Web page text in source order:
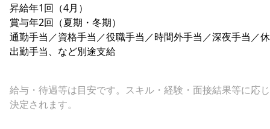
昇給年1回（4月）
賞与年2回（夏期・冬期）
通勤手当／資格手当／役職手当／時間外手当／深夜手当／
出勤手当、など別途支給
給与・待遇等は目安です。スキル・経験・面接結果等に応
決定されます。